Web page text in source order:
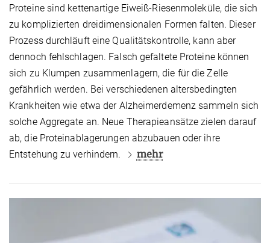
Proteine sind kettenartige Eiweiß-Riesenmoleküle, die sich
zu komplizierten dreidimensionalen Formen falten. Dieser
Prozess durchläuft eine Qua­li­tätskontrolle, kann aber
dennoch fehlschlagen. Falsch gefaltete Proteine können
sich zu Klumpen zusammenlagern, die für die Zelle
gefährlich werden. Bei verschiedenen altersbedingten
Krankheiten wie etwa der Alzheimerdemenz sammeln sich
solche Aggregate an. Neue Therapieansätze zielen darauf
ab, die Proteinablagerungen abzubauen oder ihre
Entstehung zu verhindern.
mehr